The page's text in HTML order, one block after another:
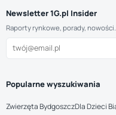
Newsletter 1G.pl Insider
Raporty rynkowe, porady, nowości.
Popularne wyszukiwania
Zwierzęta BydgoszczDla Dzieci